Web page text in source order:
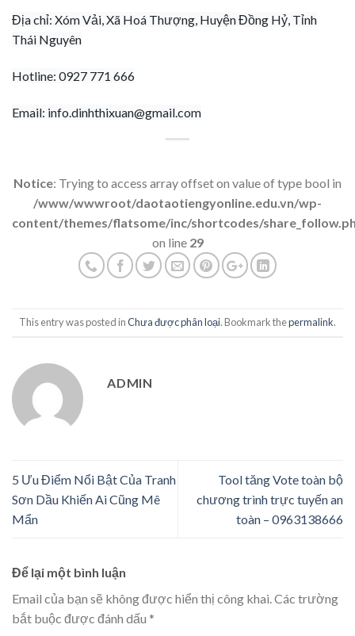
Địa chỉ: Xóm Vải, Xã Hoá Thượng, Huyện Đồng Hỷ, Tỉnh
Thái Nguyên
Hotline: 0927 771 666
Email: info.dinhthixuan@gmail.com
Notice: Trying to access array offset on value of type bool in
/www/wwwroot/daotaotiengyonline.edu.vn/wp-
content/themes/flatsome/inc/shortcodes/
on line 29
This entry was posted inChưa được phân loại. Bookmark thepermalink.
ADMIN
5 Ưu Điểm Nổi Bật Của Tranh
Sơn Dầu Khiến Ai Cũng Mê
Mẩn
Tool tăng Vote toàn bộ
chương trình trực tuyến an
toàn – 0963138666
Để lại một bình luận
Email của bạn sẽ không được hiển thị công khai.Các trường
bắt buộc được đánh dấu *